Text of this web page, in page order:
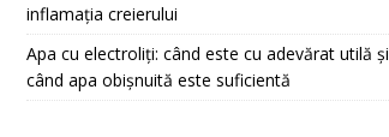
inflamația creierului
Apa cu electroliți: când este cu adevărat utilă și
când apa obișnuită este suficientă